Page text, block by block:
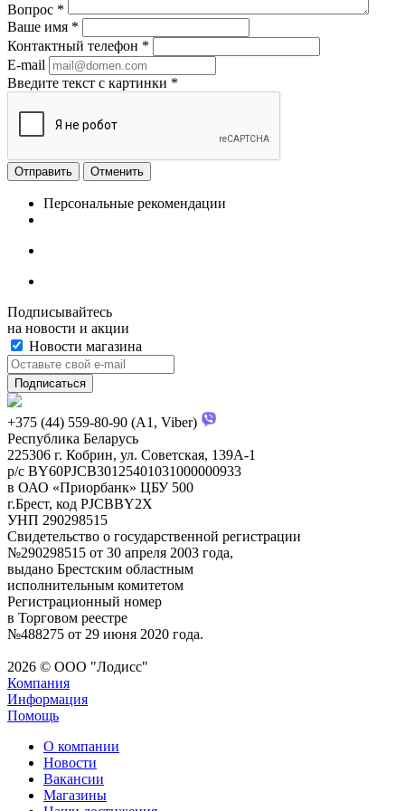
Вопрос *
Ваше имя *
Контактный телефон *
E-mail
Введите текст с картинки *
Отменить
Персональные рекомендации
Подписывайтесь
на новости и акции
Новости магазина
+375 (44) 559-80-90 (A1, Viber)
Республика Беларусь
225306 г. Кобрин, ул. Советская, 139А-1
р/с BY60PJCB30125401031000000933
в ОАО «Приорбанк» ЦБУ 500
г.Брест, код PJCBBY2X
УНП 290298515
Свидетельство о государственной регистрации
№290298515 от 30 апреля 2003 года,
выдано Брестским областным
исполнительным комитетом
Регистрационный номер
в Торговом реестре
№488275 от 29 июня 2020 года.
2026 © ООО "Лодисс"
Компания
Информация
Помощь
О компании
Новости
Вакансии
Магазины